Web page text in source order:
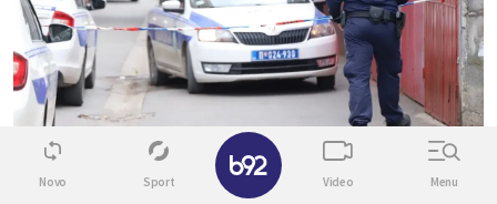
06. 08. 2026 21:10
Zločin na Novom Beogradu koji je zgrozio Srbiju:
Novo Sport Video Menu
✕